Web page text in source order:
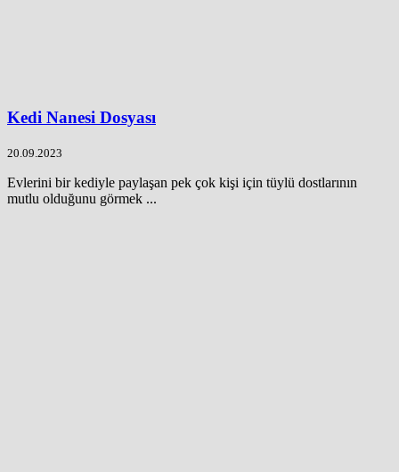
Kedi Nanesi Dosyası
20.09.2023
Evlerini bir kediyle paylaşan pek çok kişi için tüylü dostlarının
mutlu olduğunu görmek ...